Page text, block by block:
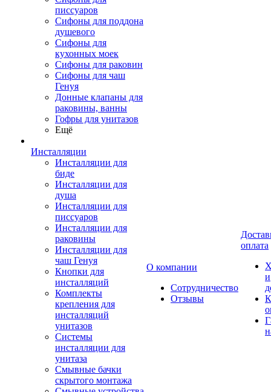
писсуаров
Сифоны для поддона
душевого
Сифоны для
кухонных моек
Сифоны для раковин
Сифоны для чаш
Генуя
Донные клапаны для
раковины, ванны
Гофры для унитазов
Ещё
Инсталляции
Инсталляции для
биде
Инсталляции для
душа
Инсталляции для
писсуаров
Инсталляции для
раковины
Инсталляции для
чаш Генуя
Кнопки для
инсталляций
Комплекты
крепления для
инсталляций
унитазов
Системы
инсталляции для
унитаза
Смывные бачки
скрытого монтажа
О компании
Сотрудничество
Отзывы
оплата
и